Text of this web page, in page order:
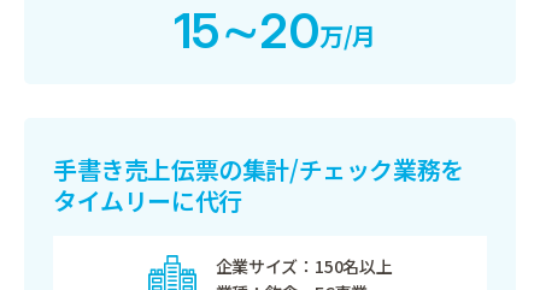
15∼20万/月
手書き売上伝票の集計/チェック業務を
タイムリーに代行
企業サイズ
150名以上